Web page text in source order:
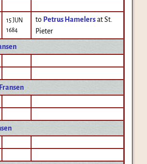
15 JUN
1684
to Petrus Hamelers at St.
Pieter